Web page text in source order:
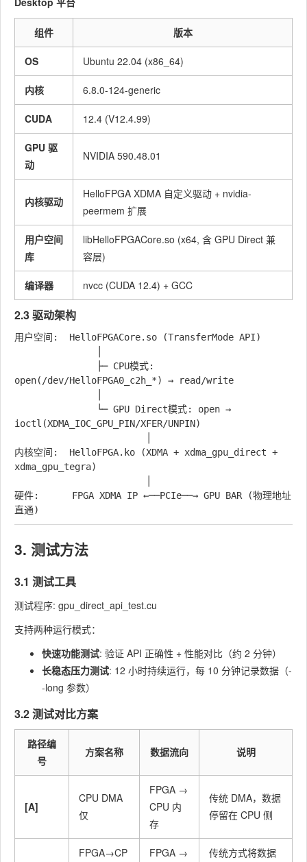
组件 版本
OS Ubuntu 22.04 (x86_64)
内核 6.8.0-124-generic
CUDA 12.4 (V12.4.99)
GPU 驱
动
NVIDIA 590.48.01
内核驱动
HelloFPGA XDMA 自定义驱动 + nvidia-
peermem 扩展
用户空间
库
libHelloFPGACore.so (x64, 含 GPU Direct 兼
容层)
编译器 nvcc (CUDA 12.4) + GCC
2.3 驱动架构
用户空间:  HelloFPGACore.so (TransferMode API)
open(/dev/HelloFPGA0_c2h_*) → read/write
ioctl(XDMA_IOC_GPU_PIN/XFER/UNPIN)
内核空间:  HelloFPGA.ko (XDMA + xdma_gpu_direct +
xdma_gpu_tegra)
硬件:      FPGA XDMA IP ←──PCIe──→ GPU BAR (物理地址
3. 测试方法
3.1 测试工具
测试程序: gpu_direct_api_test.cu
支持两种运行模式：
快速功能测试: 验证 API 正确性 + 性能对比（约 2 分钟）
长稳态压力测试: 12 小时持续运行，每 10 分钟记录数据（-
-long 参数）
3.2 测试对比方案
路径编
号
方案名称 数据流向 说明
[A]
CPU DMA
仅
FPGA →
CPU 内
存
传统 DMA，数据
停留在 CPU 侧
FPGA→CP
FPGA →
传统方式将数据